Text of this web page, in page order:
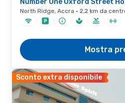
Number One Oxford Street
North Ridge, Accra · 2,2 km da
Mostra
Sconto extra disponibile